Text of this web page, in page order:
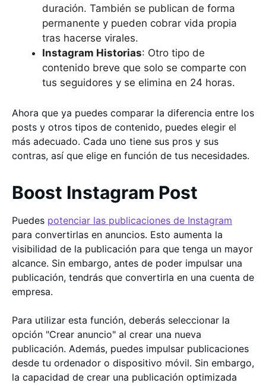
duración. También se publican de forma
permanente y pueden cobrar vida propia
tras hacerse virales.
Instagram Historias: Otro tipo de
contenido breve que solo se comparte con
tus seguidores y se elimina en 24 horas.
Ahora que ya puedes comparar la diferencia entre los
posts y otros tipos de contenido, puedes elegir el
más adecuado. Cada uno tiene sus pros y sus
contras, así que elige en función de tus necesidades.
Boost Instagram Post
Puedes potenciar las publicaciones de Instagram
para convertirlas en anuncios. Esto aumenta la
visibilidad de la publicación para que tenga un mayor
alcance. Sin embargo, antes de poder impulsar una
publicación, tendrás que convertirla en una cuenta de
empresa.
Para utilizar esta función, deberás seleccionar la
opción "Crear anuncio" al crear una nueva
publicación. Además, puedes impulsar publicaciones
desde tu ordenador o dispositivo móvil. Sin embargo,
la capacidad de crear una publicación optimizada